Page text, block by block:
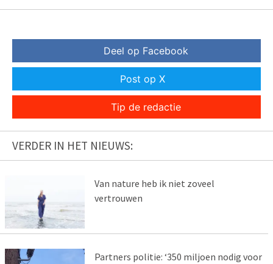
Deel op Facebook
Post op X
Tip de redactie
VERDER IN HET NIEUWS:
Van nature heb ik niet zoveel
vertrouwen
Partners politie: ‘350 miljoen nodig voor